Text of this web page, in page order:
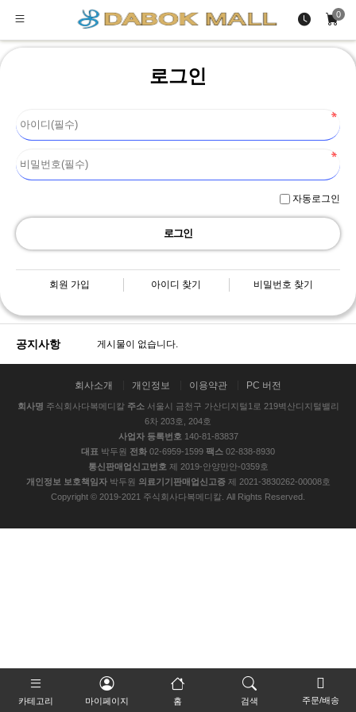
0
로그인
자동로그인
회원 가입 아이디 찾기 비밀번호 찾기
카테고리 마이페이지 홈 검색 주문/배송
공지사항 게시물이 없습니다.
회사소개 개인정보 이용약관 PC 버전
회사명 주식회사다복메디칼 주소서울시 금천구 가산디지털1로 219벽산디지털밸리
6차 203호, 204호
사업자 등록번호 140-81-83837
대표 박두원 전화 02-6959-1599 팩스 02-838-8930
통신판매업신고번호 제 2019-안양만안-0359호
개인정보 보호책임자박두원 의료기기판매업신고증제 2021-3830262-00008호
Copyright © 2019-2021 주식회사다복메디칼. All Rights Reserved.